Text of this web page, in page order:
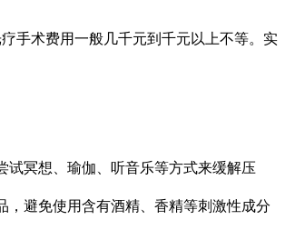
手术费用一般几千元到千元以上不等。实
试冥想、瑜伽、听音乐等方式来缓解压
避免使用含有酒精、香精等刺激性成分